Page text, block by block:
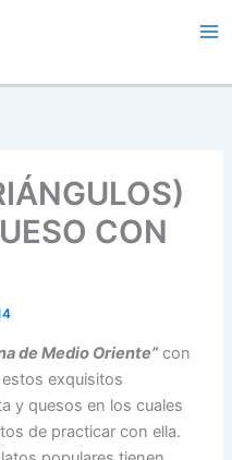
CON
de Medio Oriente”con
exquisitos
y quesos en los cuales
de practicar con ella.